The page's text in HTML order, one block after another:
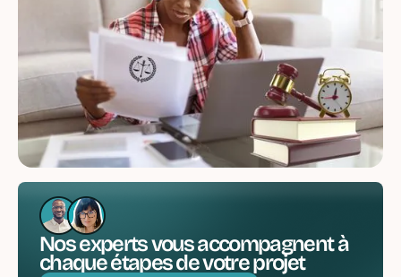
Nos experts vous accompagnent à
chaque étapes de votre projet